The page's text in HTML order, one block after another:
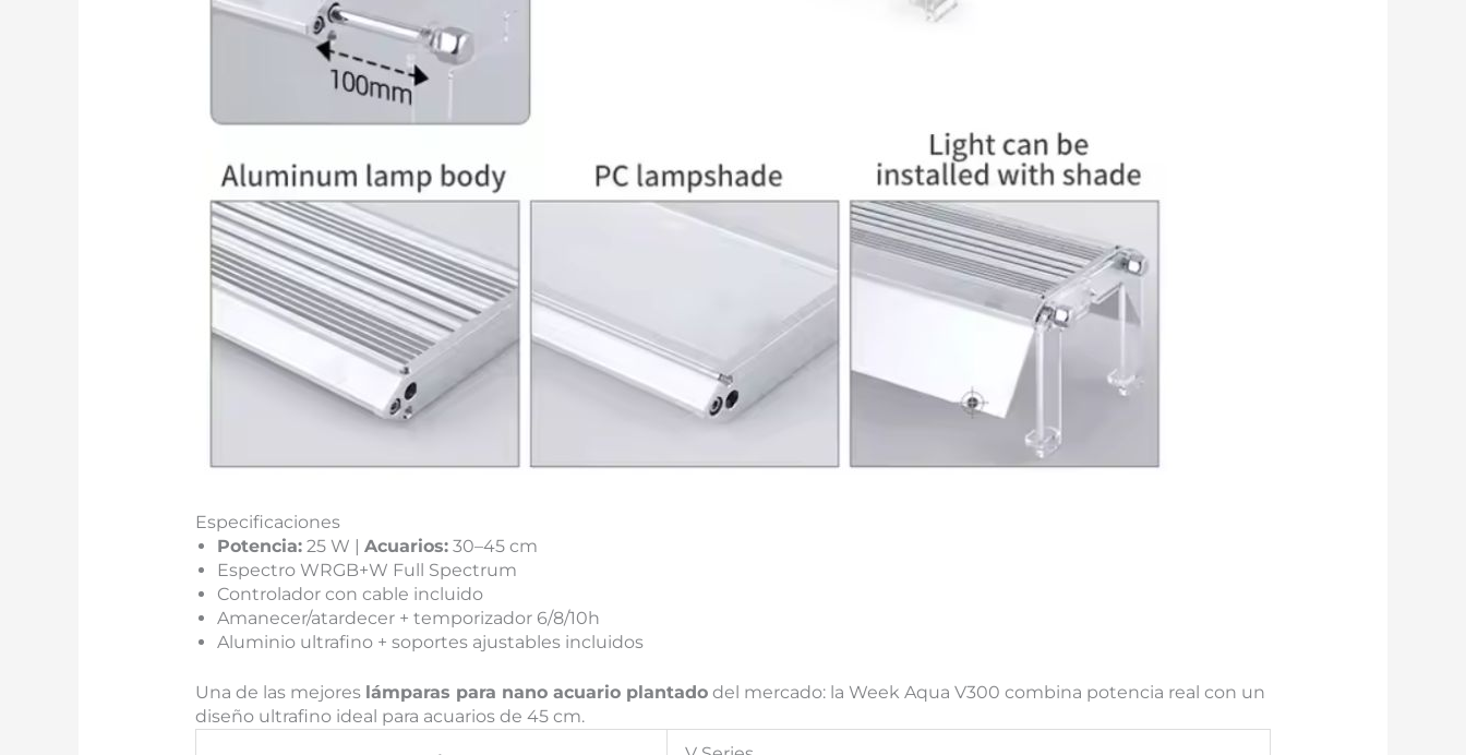
Especificaciones
Potencia:25 W | Acuarios:30–45 cm
Espectro WRGB+W Full Spectrum
Controlador con cable incluido
Amanecer/atardecer + temporizador 6/8/10h
Aluminio ultrafino + soportes ajustables incluidos
Una de las mejores lámparas para nano acuario plantadodel mercado: la Week Aqua V300 combina potencia real con un
diseño ultrafino ideal para acuarios de 45 cm.